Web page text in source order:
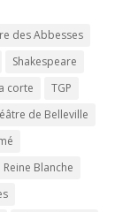
des Abbesses
Shakespeare
corte
TGP
de Belleville
Blanche